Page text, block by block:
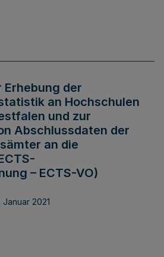
der
an Hochschulen
und zur
Abschlussdaten der
an die
– ECTS-VO)
Januar 2021